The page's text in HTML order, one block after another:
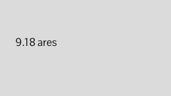
9.18 ares